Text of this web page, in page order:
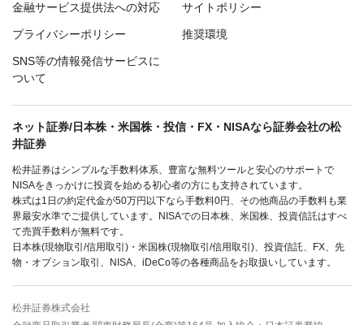
金融サービス提供法への対応 サイトポリシー
プライバシーポリシー 推奨環境
SNS等の情報発信サービスに
ついて
ネット証券/日本株・米国株・投信・FX・NISAなら証券会社の松
井証券
松井証券はシンプルな手数料体系、豊富な無料ツールと安心のサポートで
NISAをきっかけに投資を始める初心者の方にも支持されています。
株式は1日の約定代金が50万円以下なら手数料0円、その他商品の手数料も業
界最安水準でご提供しています。NISAでの日本株、米国株、投資信託はすべ
て売買手数料が無料です。
日本株(現物取引/信用取引)・米国株(現物取引/信用取引)、投資信託、FX、先
物・オプション取引、NISA、iDeCo等の各種商品をお取扱いしています。
松井証券株式会社